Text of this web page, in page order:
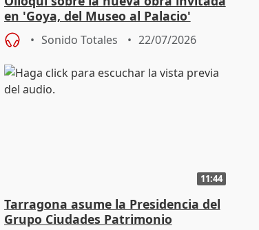
en 'Goya, del Museo al Palacio'
Sonido Totales 22/07/2026
11:44
Tarragona asume la Presidencia del
Grupo Ciudades Patrimonio